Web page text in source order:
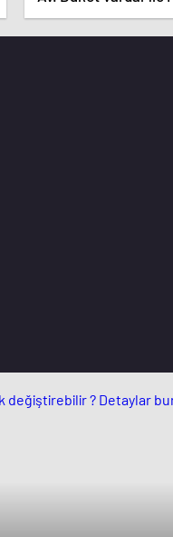
Süreçler Üzerine